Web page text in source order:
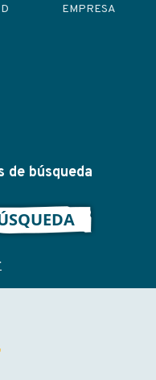
EMPRESA
búsqueda